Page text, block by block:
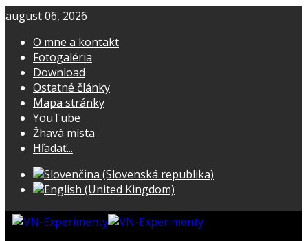
august 06, 2026
O mne a kontakt
Fotogaléria
Download
Ostatné články
Mapa stránky
YouTube
Žhavá místa
Hľadať...